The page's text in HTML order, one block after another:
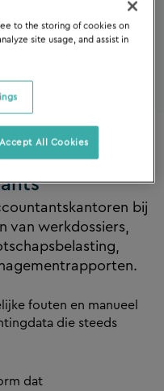
voor
bij
van werkdossiers,
fouten en manueel
die steeds
dat
to the storing of cookies on
site usage, and assist in
Accept All Cookies